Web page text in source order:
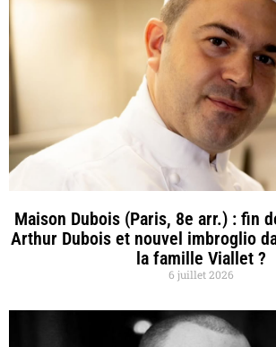
Maison Dubois (Paris, 8e arr.) : fin
Arthur Dubois et nouvel imbroglio
la famille Viallet ?
6 juillet 2026